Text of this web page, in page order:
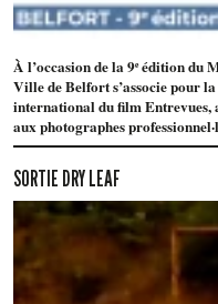
À l’occasion de la 9ᵉ édition du
Ville de Belfort s’associe pour
international du film
aux photographes
SORTIE DRY LEAF